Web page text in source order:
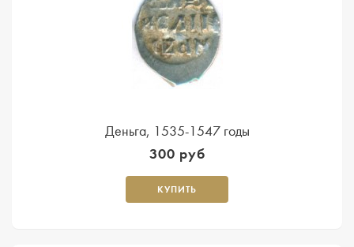
Деньга, 1535-1547 годы
300 руб
КУПИТЬ